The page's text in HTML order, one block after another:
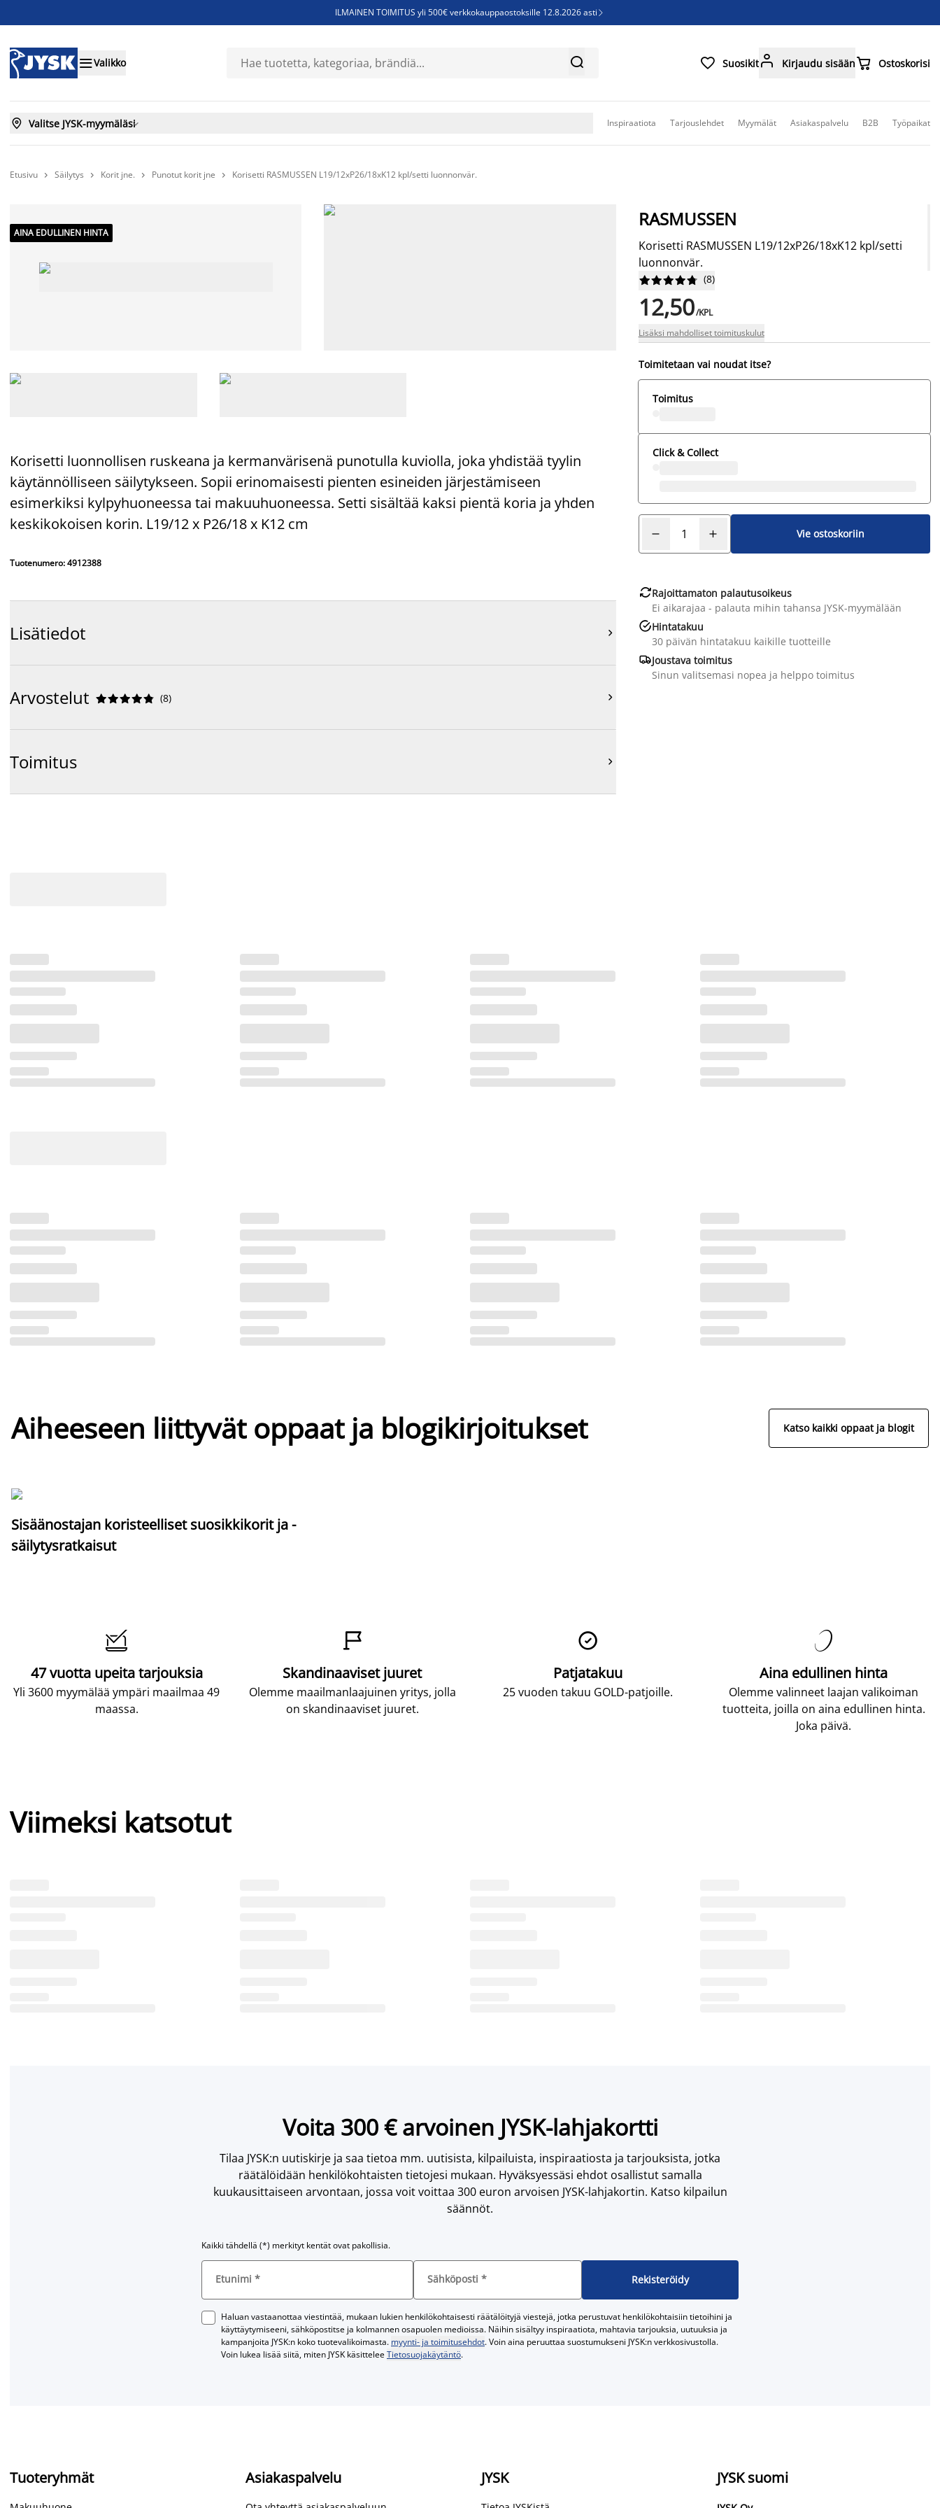
ILMAINEN TOIMITUS yli 500€ verkkokauppaostoksille 12.8.2026 asti 
Sijauspatjoja - Säästä jopa 60%
Valikko   Suosikit Kirjaudu sisään Ostoskorisi
 Valitse JYSK-myymäläsi Inspiraatiota Tarjouslehdet Myymälät Asiakaspalvelu B2B Työpaikat
Etusivu  Säilytys  Korit jne.  Punotut korit jne  Korisetti RASMUSSEN L19/12xP26/18xK12 kpl/setti luonnonvär.
AINA EDULLINEN HINTA
Korisetti luonnollisen ruskeana ja kermanvärisenä punotulla kuviolla, joka yhdistää tyylin
käytännölliseen säilytykseen. Sopii erinomaisesti pienten esineiden järjestämiseen
esimerkiksi kylpyhuoneessa tai makuuhuoneessa. Setti sisältää kaksi pientä koria ja yhden
keskikokoisen korin. L19/12 x P26/18 x K12 cm
Tuotenumero: 4912388
Lisätiedot 
Arvostelut 




 (8) 
Toimitus 
RASMUSSEN
Korisetti RASMUSSEN L19/12xP26/18xK12 kpl/setti
luonnonvär.





 (8)
12,50/KPL
Lisäksi mahdolliset toimituskulut
Toimitetaan vai noudat itse?
Toimitus
Click & Collect
Vie ostoskoriin
Rajoittamaton palautusoikeus
Ei aikarajaa - palauta mihin tahansa JYSK-myymälään
Hintatakuu
30 päivän hintatakuu kaikille tuotteille
Joustava toimitus
Sinun valitsemasi nopea ja helppo toimitus
Aiheeseen liittyvät oppaat ja blogikirjoitukset Katso kaikki oppaat ja blogit
Sisäänostajan koristeelliset suosikkikorit ja -
säilytysratkaisut

47 vuotta upeita tarjouksia
Yli 3600 myymälää ympäri maailmaa 49
maassa.

Skandinaaviset juuret
Olemme maailmanlaajuinen yritys, jolla
on skandinaaviset juuret.

Patjatakuu
25 vuoden takuu GOLD-patjoille.

Aina edullinen hinta
Olemme valinneet laajan valikoiman
tuotteita, joilla on aina edullinen hinta.
Joka päivä.
Viimeksi katsotut
Voita 300 € arvoinen JYSK-lahjakortti
Tilaa JYSK:n uutiskirje ja saa tietoa mm. uutisista, kilpailuista, inspiraatiosta ja tarjouksista, jotka
räätälöidään henkilökohtaisten tietojesi mukaan. Hyväksyessäsi ehdot osallistut samalla
kuukausittaiseen arvontaan, jossa voit voittaa 300 euron arvoisen JYSK-lahjakortin. Katso kilpailun
säännöt.
Kaikki tähdellä (*) merkityt kentät ovat pakollisia.
Etunimi * Sähköposti * Rekisteröidy
Haluan vastaanottaa viestintää, mukaan lukien henkilökohtaisesti räätälöityjä viestejä, jotka perustuvat henkilökohtaisiin tietoihini ja
käyttäytymiseeni, sähköpostitse ja kolmannen osapuolen medioissa. Näihin sisältyy inspiraatiota, mahtavia tarjouksia, uutuuksia ja
kampanjoita JYSK:n koko tuotevalikoimasta. myynti- ja toimitusehdot. Voin aina peruuttaa suostumukseni JYSK:n verkkosivustolla.
Voin lukea lisää siitä, miten JYSK käsitteleeTietosuojakäytäntö.
Tuoteryhmät Asiakaspalvelu JYSK JYSK suomi